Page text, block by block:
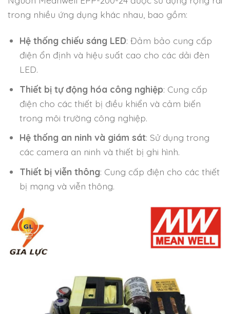
trong nhiều ứng dụng khác nhau, bao gồm:
Hệ thống chiếu sáng LED: Đảm bảo cung cấp
điện ổn định và hiệu suất cao cho các dải đèn
LED.
Thiết bị tự động hóa công nghiệp: Cung cấp
điện cho các thiết bị điều khiển và cảm biến
trong môi trường công nghiệp.
Hệ thống an ninh và giám sát: Sử dụng trong
các camera an ninh và thiết bị ghi hình.
Thiết bị viễn thông: Cung cấp điện cho các thiết
bị mạng và viễn thông.